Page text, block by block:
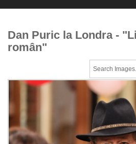
Dan Puric la Londra -
român"